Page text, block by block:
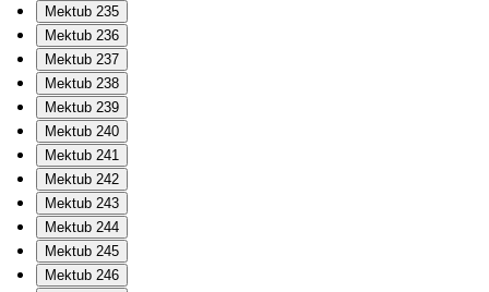
Mektub 235
Mektub 236
Mektub 237
Mektub 238
Mektub 239
Mektub 240
Mektub 241
Mektub 242
Mektub 243
Mektub 244
Mektub 245
Mektub 246